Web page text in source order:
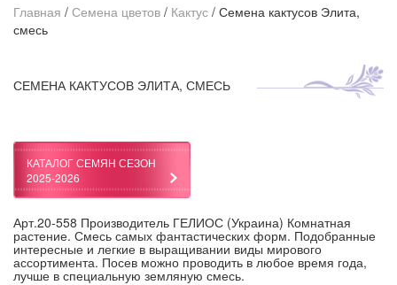
Главная / Семена цветов / Кактус / Семена кактусов Элита,
смесь
СЕМЕНА КАКТУСОВ ЭЛИТА, СМЕСЬ
КАТАЛОГ СЕМЯН СЕЗОН
2025-2026
Арт.20-558 Производитель ГЕЛИОС (Украина) Комнатная
растение. Смесь самых фантастических форм. Подобранные
интересные и легкие в выращивании виды мирового
ассортимента. Посев можно проводить в любое время года,
лучше в специальную земляную смесь.